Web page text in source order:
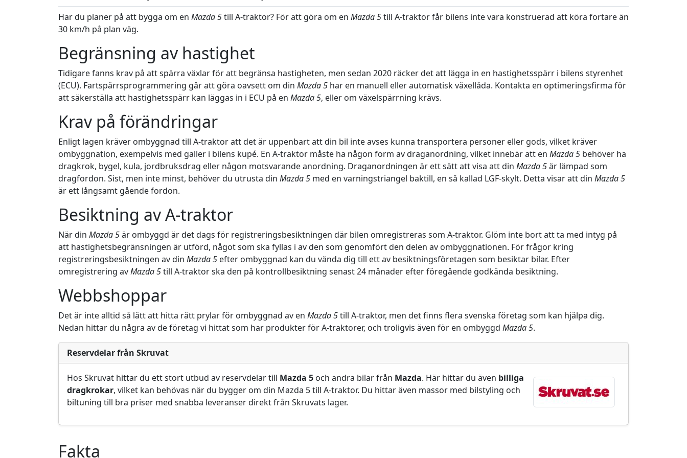
Har du planer på att bygga om en Mazda 5till A-traktor? För att göra om en Mazda 5till A-traktor får bilens inte vara konstruerad att köra fortare än
30 km/h på plan väg.
Begränsning av hastighet
Tidigare fanns krav på att spärra växlar för att begränsa hastigheten, men sedan 2020 räcker det att lägga in en hastighetsspärr i bilens styrenhet
(ECU). Fartspärrsprogrammering går att göra oavsett om din Mazda 5 har en manuell eller automatisk växellåda. Kontakta en optimeringsfirma för
att säkerställa att hastighetsspärr kan läggas in i ECU på en Mazda 5, eller om växelspärrning krävs.
Krav på förändringar
Enligt lagen kräver ombyggnad till A-traktor att det är uppenbart att din bil inte avses kunna transportera personer eller gods, vilket kräver
ombyggnation, exempelvis med galler i bilens kupé. En A-traktor måste ha någon form av draganordning, vilket innebär att en Mazda 5 behöver ha
dragkrok, bygel, kula, jordbruksdrag eller någon motsvarande anordning. Draganordningen är ett sätt att visa att din Mazda 5är lämpad som
dragfordon. Sist, men inte minst, behöver du utrusta din Mazda 5 med en varningstriangel baktill, en så kallad LGF-skylt. Detta visar att din Mazda 5
är ett långsamt gående fordon.
Besiktning av A-traktor
När din Mazda 5är ombyggd är det dags för registreringsbesiktningen där bilen omregistreras som A-traktor. Glöm inte bort att ta med intyg på
att hastighetsbegränsningen är utförd, något som ska fyllas i av den som genomfört den delen av ombyggnationen. För frågor kring
registreringsbesiktningen av din Mazda 5 efter ombyggnad kan du vända dig till ett av besiktningsföretagen som besiktar bilar. Efter
omregistrering avMazda 5till A-traktor ska den på kontrollbesiktning senast 24 månader efter föregående godkända besiktning.
Webbshoppar
Det är inte alltid så lätt att hitta rätt prylar för ombyggnad av en Mazda 5till A-traktor, men det finns flera svenska företag som kan hjälpa dig.
Nedan hittar du några av de företag vi hittat som har produkter för A-traktorer, och troligvis även för en ombyggd Mazda 5.
Reservdelar från Skruvat
Hos Skruvat hittar du ett stort utbud av reservdelar till Mazda 5 och andra bilar från Mazda. Här hittar du även billiga
dragkrokar, vilket kan behövas när du bygger om din Mazda 5 till A-traktor. Du hittar även massor med bilstyling och
biltuning till bra priser med snabba leveranser direkt från Skruvats lager.
Fakta